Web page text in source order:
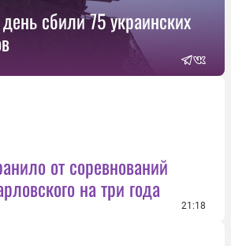
сбили 75 украинских
от соревнований
на три года
21:18